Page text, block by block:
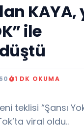
KAYA,
ile
1 DK OKUMA
teklisi “Şansı
viral oldu..